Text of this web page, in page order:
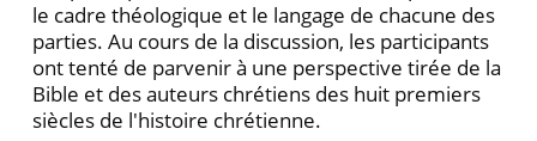
le cadre théologique et le langage de chacune des
parties. Au cours de la discussion, les participants
ont tenté de parvenir à une perspective tirée de la
Bible et des auteurs chrétiens des huit premiers
siècles de l'histoire chrétienne.